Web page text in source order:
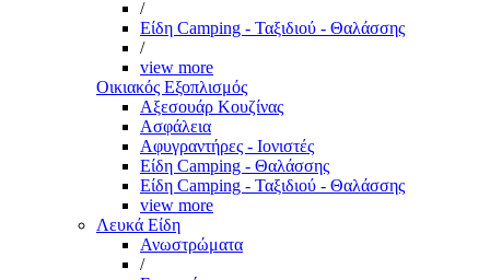
/
Είδη Camping - Ταξιδιού - Θαλάσσης
/
view more
Οικιακός Εξοπλισμός
Αξεσουάρ Κουζίνας
Ασφάλεια
Αφυγραντήρες - Ιονιστές
Είδη Camping - Θαλάσσης
Είδη Camping - Ταξιδιού - Θαλάσσης
view more
Λευκά Είδη
Ανωστρώματα
/